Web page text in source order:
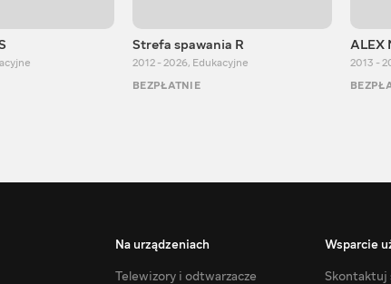
Strefa spawania R
2012 - 2026, Edukacyjne
BEZPŁATNIE
ALEX
2013 -
Na urządzeniach
Telewizory i odtwarzacze
Wsparcie
Skontaktuj